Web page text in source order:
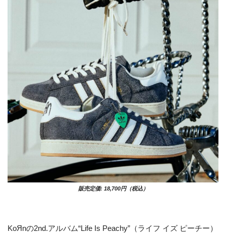
販売定価: 18,700円（税込）
KoЯnの2nd.アルバム“Life Is Peachy”（ライフ イズ ピーチー）